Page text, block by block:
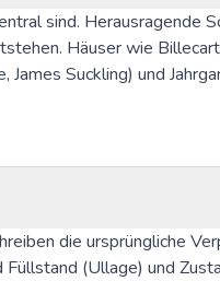
sind. Herausragende
Häuser wie
Suckling) und
die ursprüngliche
(Ullage) und